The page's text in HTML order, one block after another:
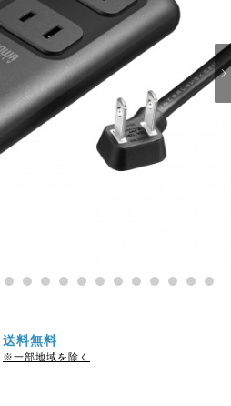
10 11 12 13 14 15 16 17 18 19 20
送料無料
※一部地域を除く